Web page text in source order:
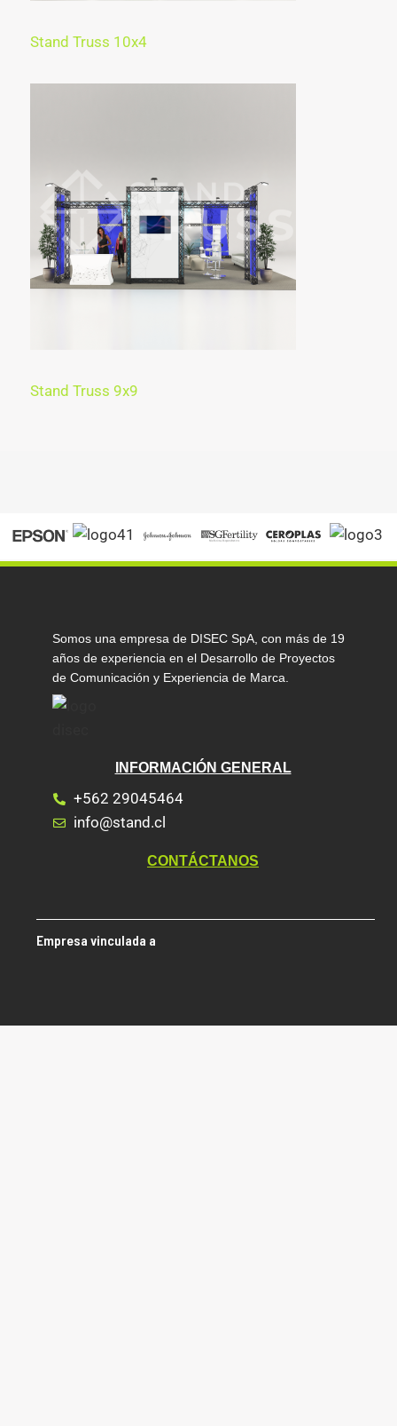
Stand Truss 10x4
Stand Truss 9x9
Somos una empresa de DISEC SpA, con más de 19
años de experiencia en el Desarrollo de Proyectos
de Comunicación y Experiencia de Marca.
INFORMACIÓN GENERAL
+562 29045464
info@stand.cl
CONTÁCTANOS
Empresa vinculada a